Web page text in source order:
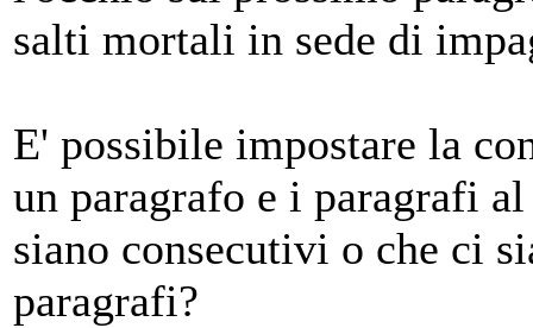
salti mortali in sede di
E' possibile impostare la
un paragrafo e i paragrafi
siano consecutivi o che ci
paragrafi?